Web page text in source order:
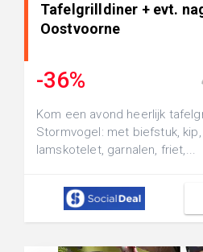
Tafelgrilldiner + evt.
Oostvoorne
-36%
Kom een avond heerlijk
Stormvogel: met biefstuk, kip,
lamskotelet, garnalen, friet,...